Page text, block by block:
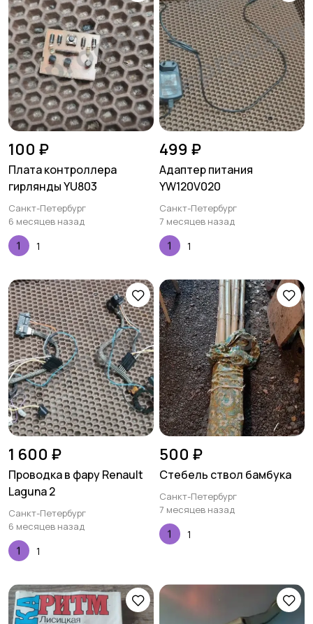
100 ₽
Плата контроллера
гирлянды YU803
Санкт-Петербург
6 месяцев назад
1
499 ₽
Адаптер питания
YW120V020
Санкт-Петербург
7 месяцев назад
1
1 600 ₽
Проводка в фару Renault
Laguna 2
Санкт-Петербург
6 месяцев назад
1
500 ₽
Стебель ствол бамбука
Санкт-Петербург
7 месяцев назад
1